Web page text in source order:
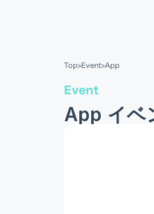
Top>Event>App
Event
App イベ